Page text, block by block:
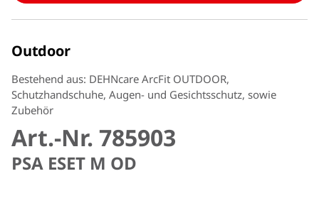
Outdoor
Bestehend aus: DEHNcare ArcFit OUTDOOR,
Schutzhandschuhe, Augen- und Gesichtsschutz, sowie
Zubehör
Art.-Nr. 785903
PSA ESET M OD